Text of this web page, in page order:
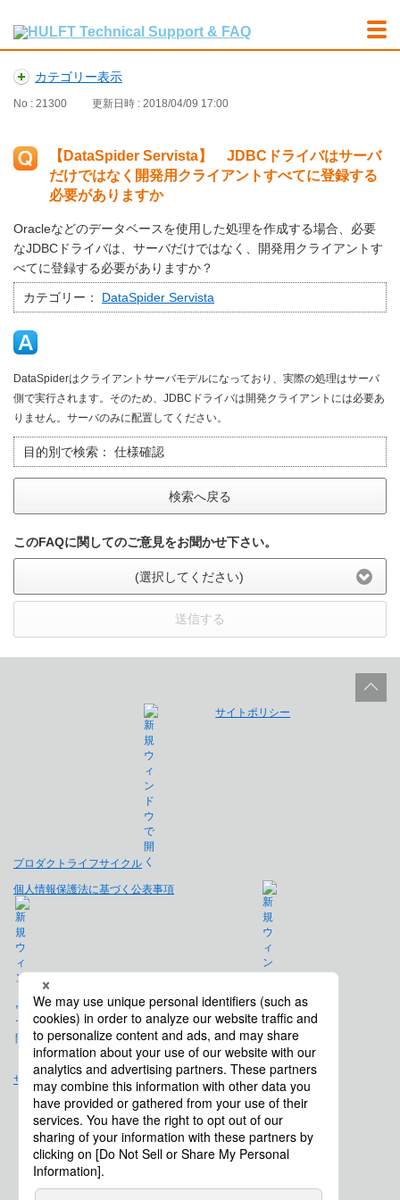
カテゴリー表示
No : 21300 更新日時 : 2018/04/09 17:00
【DataSpider Servista】 JDBCドライバはサーバ
だけではなく開発用クライアントすべてに登録する
必要がありますか
Oracleなどのデータベースを使用した処理を作成する場合、必要
なJDBCドライバは、サーバだけではなく、開発用クライアントす
べてに登録する必要がありますか？
カテゴリー： DataSpider Servista
DataSpiderはクライアントサーバモデルになっており、実際の処理はサーバ
側で実行されます。そのため、JDBCドライバは開発クライアントには必要あ
りません。サーバのみに配置してください。
目的別で検索： 仕様確認
検索へ戻る
このFAQに関してのご意見をお聞かせ下さい。
(選択してください)
送信する
プロダクトライフサイクル
サイトポリシー
個人情報保護法に基づく公表事項
免責事項
サイトマップ